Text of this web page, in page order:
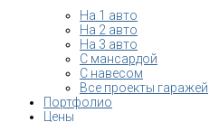
На 1 авто
На 2 авто
На 3 авто
С мансардой
С навесом
Все проекты гаражей
Портфолио
Цены